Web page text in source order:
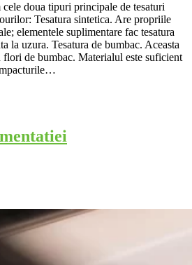
doua tipuri principale de tesaturi
Tesatura sintetica. Are propriile
elementele suplimentare fac tesatura
la uzura. Tesatura de bumbac. Aceasta
flori de bumbac. Materialul este suficient